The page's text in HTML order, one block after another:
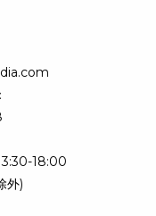
18:00
外)